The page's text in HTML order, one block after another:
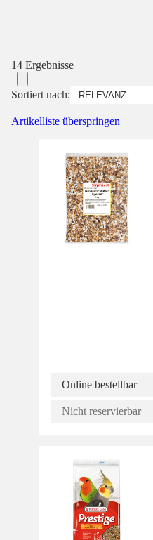
14 Ergebnisse
Sortiert nach:
Artikelliste überspringen
Online bestellbar
Nicht reservierbar